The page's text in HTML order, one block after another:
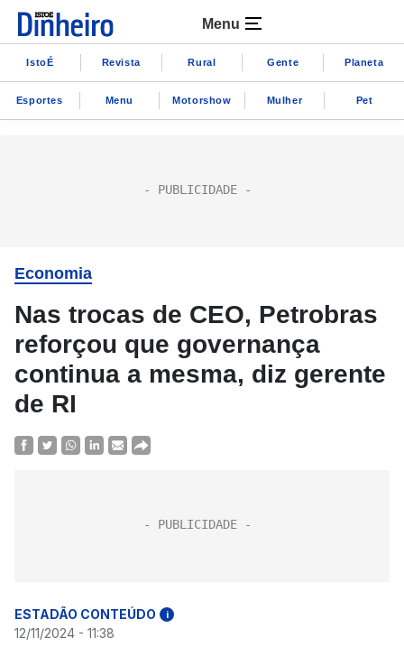
Menu
IstoÉ Revista Rural Gente Planeta
Esportes Menu Motorshow Mulher Pet
Economia
Nas trocas de CEO, Petrobras
reforçou que governança
continua a mesma, diz gerente
de RI
ESTADÃO CONTEÚDO i
12/11/2024 - 11:38